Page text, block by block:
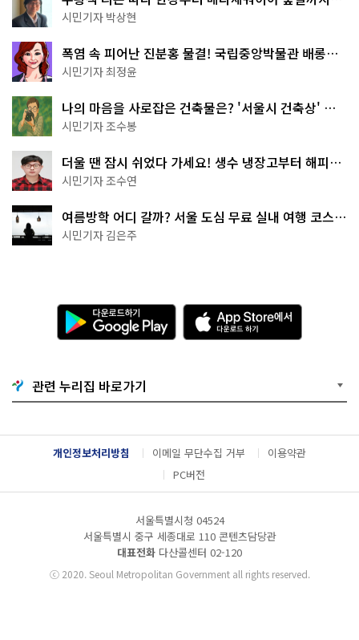
서울둘레길 15코스
시민기자 박상현
폭염 속 피어난 진분홍 물결! 국립중앙박물관 배롱나
무 명소
시민기자 최정윤
나의 마음을 사로잡은 건축물은? '서울시 건축상' 수
상작 공개!
시민기자 조수봉
더울 땐 잠시 쉬었다 가세요! 생수 냉장고부터 해피소
·무더위쉼터까지
시민기자 조수연
여름방학 어디 갈까? 서울 도심 무료 실내 여행 코스
추천
시민기자 김은주
다
운
로
기
G
o
g
l
e
l
A
p
p
e
서
다
운
드
관련 누리집 바로가기
개인정보처리방침 이메일 무단수집 거부
이용약관
PC버전
서울특별시청 04524
서울특별시 중구 세종대로 110 콘텐츠담당관
대표전화 다산콜센터 02-120
ⓒ2020. Seoul Metropolitan Government all rights reserved.